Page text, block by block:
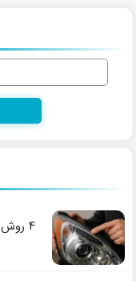
جستجو
۴ روش تشخیص چراغ فابریک اصل